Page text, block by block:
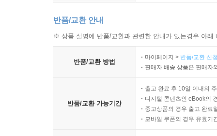
반품/교환 안내
※ 상품 설명에 반품/교환과 관련한 안내가 있는경우 아
반품/교환 방법
마이페이지 > 반품/교환 신
판매자 배송 상품은 판매자
반품/교환 가능기간
출고 완료 후 10일 이내의
디지털 콘텐츠인 eBook의
중고상품의 경우 출고 완료
모바일 쿠폰의 경우 유효기